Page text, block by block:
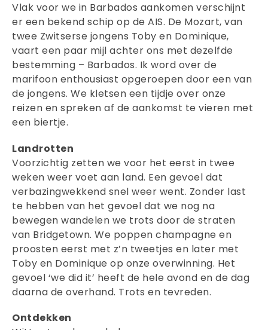
Vlak voor we in Barbados aankomen verschijnt
er een bekend schip op de AIS. De Mozart, van
twee Zwitserse jongens Toby en Dominique,
vaart een paar mijl achter ons met dezelfde
bestemming – Barbados. Ik word over de
marifoon enthousiast opgeroepen door een van
de jongens. We kletsen een tijdje over onze
reizen en spreken af de aankomst te vieren met
een biertje.
Landrotten
Voorzichtig zetten we voor het eerst in twee
weken weer voet aan land. Een gevoel dat
verbazingwekkend snel weer went. Zonder last
te hebben van het gevoel dat we nog na
bewegen wandelen we trots door de straten
van Bridgetown. We poppen champagne en
proosten eerst met z’n tweetjes en later met
Toby en Dominique op onze overwinning. Het
gevoel ‘we did it’ heeft de hele avond en de dag
daarna de overhand. Trots en tevreden.
Ontdekken